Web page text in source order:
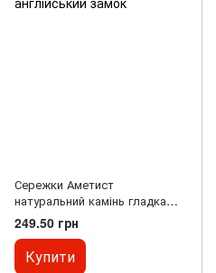
Сережки Аметист
натуральний камінь гладка
кулька d-14мм+- L-30мм+-
англійський замок
249.50 грн
Купити